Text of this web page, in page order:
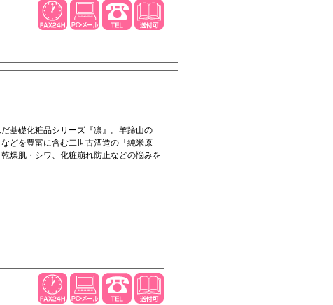
基礎化粧品シリーズ『凛』。羊蹄山の
どを豊富に含む二世古酒造の「純米原
燥肌・シワ、化粧崩れ防止などの悩みを